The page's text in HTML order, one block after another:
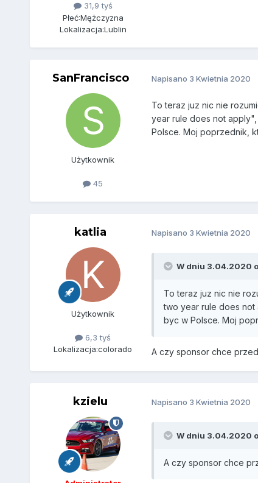
31,9 tyś
Płeć:Mężczyzna
Lokalizacja:Lublin
SanFrancisco
Użytkownik
45
Napisano 3 Kwietnia 2020
To teraz juz nic nie
year rule does not
Polsce. Moj poprzednik,
katlia
Użytkownik
6,3 tyś
Lokalizacja:colorado
Napisano 3 Kwietnia 2020
W dniu 3.04.2020 o
To teraz juz nic nie
two year rule does not
byc w Polsce. Moj
A czy sponsor chce
kzielu Napisano 3 Kwietnia 2020
W dniu 3.04.2020 o
A czy sponsor chce